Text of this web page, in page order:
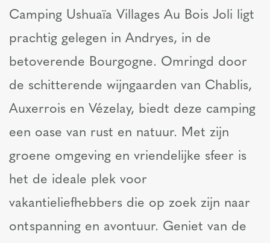
Camping Ushuaïa Villages Au Bois Joli ligt
prachtig gelegen in Andryes, in de
betoverende Bourgogne. Omringd door
de schitterende wijngaarden van Chablis,
Auxerrois en Vézelay, biedt deze camping
een oase van rust en natuur. Met zijn
groene omgeving en vriendelijke sfeer is
het de ideale plek voor
vakantieliefhebbers die op zoek zijn naar
ontspanning en avontuur. Geniet van de